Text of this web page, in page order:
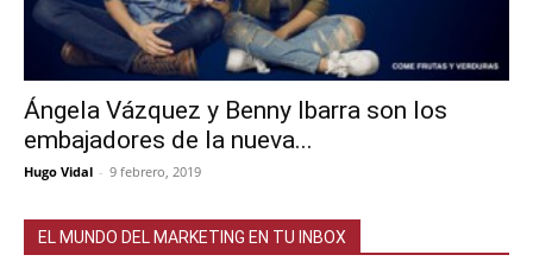
Ángela Vázquez y Benny Ibarra son los
embajadores de la nueva...
Hugo Vidal - 9 febrero, 2019
EL MUNDO DEL MARKETING EN TU INBOX